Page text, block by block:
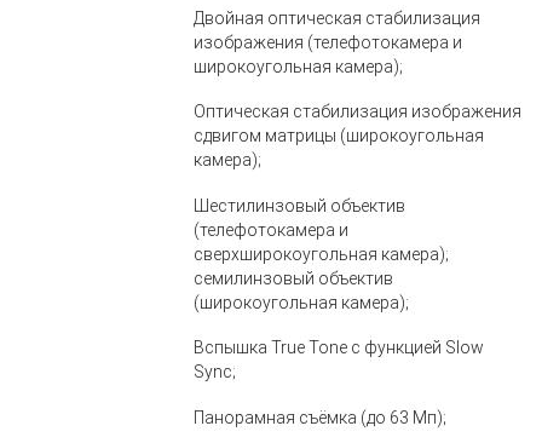
Двойная оптическая стабилизация
изображения (телефотокамера и
широкоугольная камера);
Оптическая стабилизация изображения
сдвигом матрицы (широкоугольная
камера);
Шестилинзовый объектив
(телефотокамера и
сверхширокоугольная камера);
семилинзовый объектив
(широкоугольная камера);
Вспышка True Tone с функцией Slow
Sync;
Панорамная съёмка (до 63 Мп);